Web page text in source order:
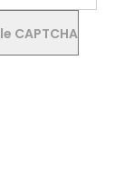
CAPTCHA